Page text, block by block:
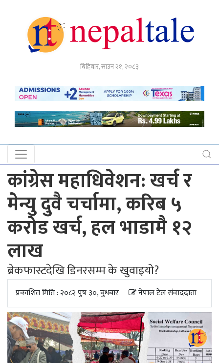
बिहिबार, साउन २१, २०८३
अर्थ
नेपाल
प्रदेश
खबर
अन्तर्राष्ट्रिय
युके
अपडेट
खेलकुद
स्वास्थ्य/
जिबनशैली
कांग्रेस महाधिवेशन: खर्च र
मेन्यु दुवै चर्चामा, करिब ५
करोड खर्च, हल भाडामै १२
लाख
ब्रेकफास्टदेखि डिनरसम्म के खुवाइयो?
प्रकाशित मिति : २०८२ पुष ३०, बुधबार नेपाल टेल संवाददाता